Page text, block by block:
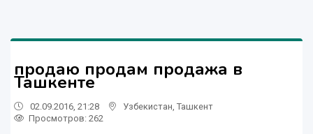
продаю продам продажа в
Ташкенте
02.09.2016, 21:28 Узбекистан Ташкент
Просмотров: 262